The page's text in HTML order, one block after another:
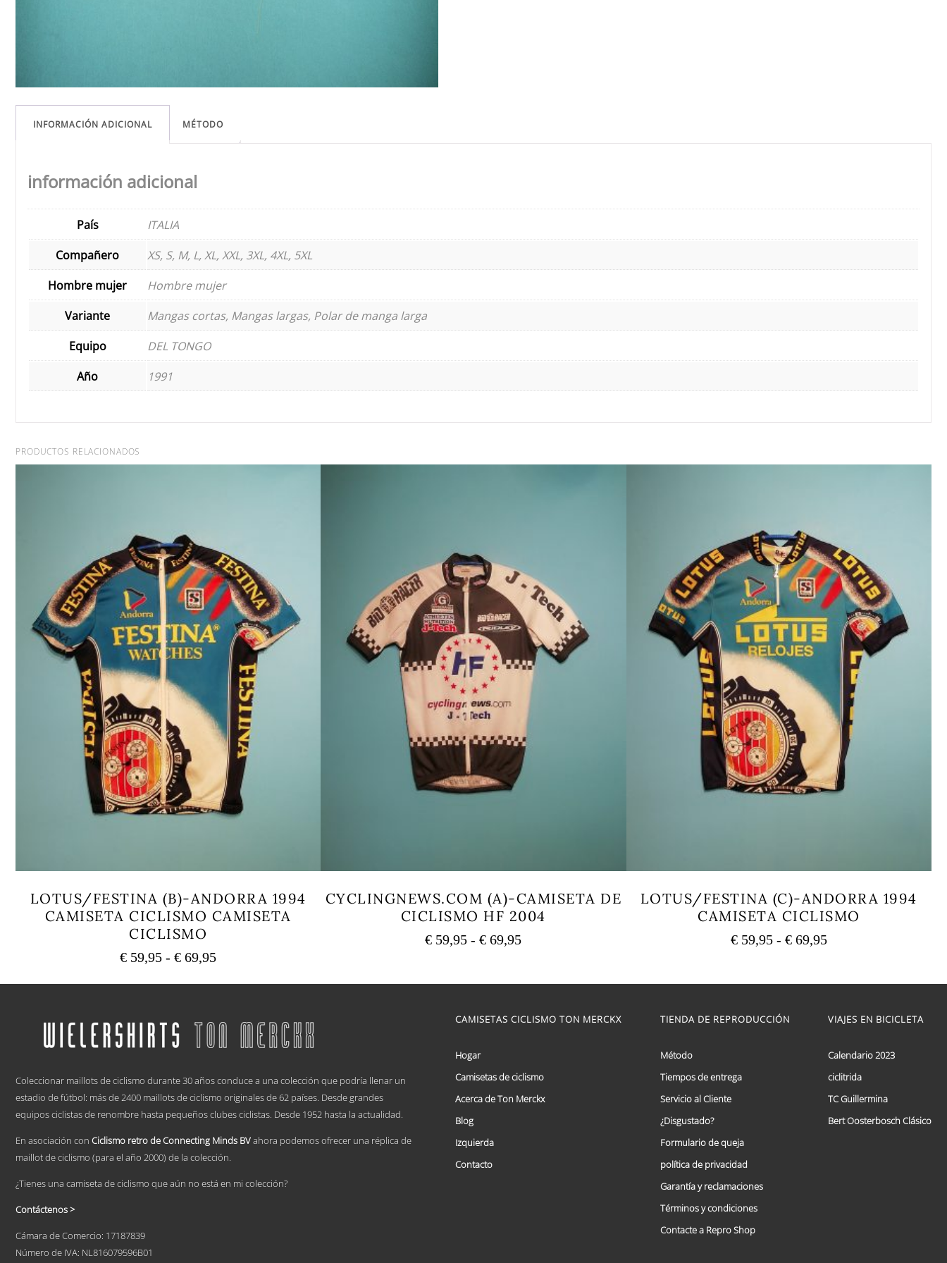
INFORMACIÓN ADICIONAL MÉTODO
información adicional
País
ITALIA
Compañero
XS, S, M, L, XL, XXL, 3XL, 4XL, 5XL
Hombre mujer
Hombre mujer
Variante
Mangas cortas, Mangas largas, Polar de manga larga
Equipo
DEL TONGO
Año
1991
PRODUCTOS RELACIONADOS
LOTUS/FESTINA (B)-ANDORRA 1994
CAMISETA CICLISMO CAMISETA
CICLISMO
€ 59,95 - € 69,95Rango
precios:
€ 59,95
variantes.
Las
pueden
elegir
en
la
de
producto
CYCLINGNEWS.COM (A)-CAMISETA DE
CICLISMO HF 2004
€ 59,95 - € 69,95Rango
desde
hasta
tiene
Las
pueden
elegir
la
de
producto
LOTUS/FESTINA (C)-ANDORRA 1994
CAMISETA CICLISMO
€59,95 - €69,95Rango
desde
hasta
tiene
variantes.
Las
Coleccionar maillots de ciclismo durante 30 años conduce a una colección que podría llenar un
estadio de fútbol: más de 2400 maillots de ciclismo originales de 62 países. Desde grandes
equipos ciclistas de renombre hasta pequeños clubes ciclistas. Desde 1952 hasta la actualidad.
En asociación con Ciclismo retro de Connecting Minds BVahora podemos ofrecer una réplica de
maillot de ciclismo (para el año 2000) de la colección.
¿Tienes una camiseta de ciclismo que aún no está en mi colección?
Contáctenos >
Cámara de Comercio: 17187839
Número de IVA: NL816079596B01
CAMISETAS CICLISMO TON MERCKX
Hogar
Camisetas de ciclismo
Acerca de Ton Merckx
Blog
Izquierda
Contacto
TIENDA DE REPRODUCCIÓN
Método
Tiempos de entrega
Servicio al Cliente
¿Disgustado?
Formulario de queja
política de privacidad
Garantía y reclamaciones
Términos y condiciones
Contacte a Repro Shop
VIAJES EN BICICLETA
Calendario 2023
ciclitrida
TC Guillermina
Bert Oosterbosch Clásico